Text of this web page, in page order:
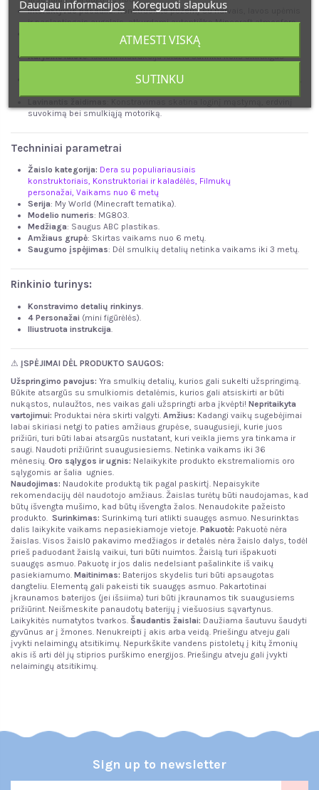
Interaktyvus pasaulis: Konstruokite požemį su narvais, lavos upėmis
ir paslaptingais augalais, atkurdami autentišką Minecraft atmosferą.
vaikams kurti tikroviškas kovos scenas tarp herojų ir skeletų.
Kūrybinė laisvė: Išsami instrukcija leidžia surinkti kelis skirtingus
: Detalės pagamintos iš patvaraus ABC plastiko,
suvokimą bei smulkiąją motoriką.
Techniniai parametrai
Žaislo kategorija: Dera su populiariausiais
konstruktoriais, Konstruktoriai ir kaladėlės, Filmukų
personažai, Vaikams nuo 6 metų
Serija: My World (Minecraft tematika).
Modelio numeris: MG803.
Medžiaga: Saugus ABC plastikas.
Amžiaus grupė: Skirtas vaikams nuo 6 metų.
Saugumo įspėjimas: Dėl smulkių detalių netinka vaikams iki 3 metų.
Rinkinio turinys:
Konstravimo detalių rinkinys
4 Personažai (mini figūrėlės).
Iliustruota instrukcija
⚠ ĮSPĖJIMAI DĖL PRODUKTO SAUGOS:
Užspringimo pavojus: Yra smulkių detalių, kurios gali sukelti užspringimą.
Būkite atsargūs su smulkiomis detalėmis, kurios gali atsiskirti ar būti
nukąstos, nulaužtos, nes vaikas gali užspringti arba įkvėpti! Nepritaikyta
vartojimui: Produktai nėra skirti valgyti. Amžius: Kadangi vaikų sugebėjimai
labai skiriasi netgi to paties amžiaus grupėse, suaugusieji, kurie juos
prižiūri, turi būti labai atsargūs nustatant, kuri veikla jiems yra tinkama ir
saugi. Naudoti prižiūrint suaugusiesiems. Netinka vaikams iki 36
mėnesių. Oro sąlygos ir ugnis: Nelaikykite produkto ekstremaliomis oro
sąlygomis ar šalia ugnies.
Naudojimas: Naudokite produktą tik pagal paskirtį. Nepaisykite
rekomendacijų dėl naudotojo amžiaus. Žaislas turėtų būti naudojamas, kad
būtų išvengta mušimo, kad būtų išvengta žalos. Nenaudokite pažeisto
produkto. Surinkimas: Surinkimą turi atlikti suaugęs asmuo. Nesurinktas
dalis laikykite vaikams nepasiekiamoje vietoje. Pakuotė: Pakuotė nėra
žaislas. Visos žaislо pakavimo medžiagos ir detalės nėra žaislo dalys, todėl
prieš paduodant žaislą vaikui, turi būti nuimtos. Žaislą turi išpakuoti
suaugęs asmuo. Pakuotę ir jos dalis nedelsiant pašalinkite iš vaikų
pasiekiamumo. Maitinimas: Baterijos skydelis turi būti apsaugotas
dangteliu. Elementą gali pakeisti tik suaugęs asmuo. Pakartotinai
įkraunamos baterijos (jei išsiima) turi būti įkraunamos tik suaugusiems
prižiūrint. Neišmeskite panaudotų baterijų į viešuosius sąvartynus.
Laikykitės numatytos tvarkos. Šaudantis žaislai: Daužiama šautuvu šaudyti
gyvūnus ar į žmones. Nenukreipti į akis arba veidą. Priešingu atveju gali
įvykti nelaimingų atsitikimų. Nepurkškite vandens pistoletų į kitų žmonių
akis iš arti dėl jų stiprios purškimo energijos. Priešingu atveju gali įvykti
nelaimingų atsitikimų.
Sign up to newsletter
Daugiau informacijos Koreguoti slapukus
ATMESTI VISKĄ
SUTINKU